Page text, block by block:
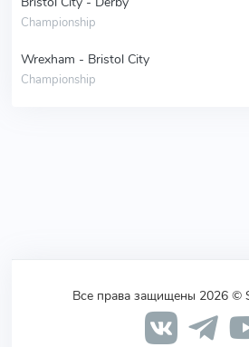
Championship
Wrexham - Bristol City
Championship
Все права защищены 2026 ©